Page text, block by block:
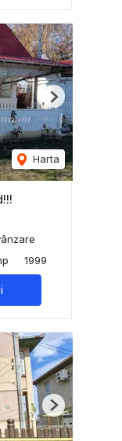
Harta
Next
1999
Next